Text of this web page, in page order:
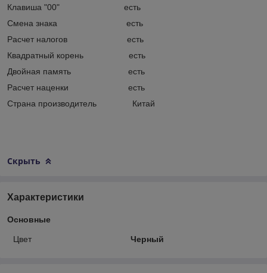
Клавиша "00" есть
Смена знака есть
Расчет налогов есть
Квадратный корень есть
Двойная память есть
Расчет наценки есть
Страна производитель Китай
Скрыть
Характеристики
Основные
Цвет Черный